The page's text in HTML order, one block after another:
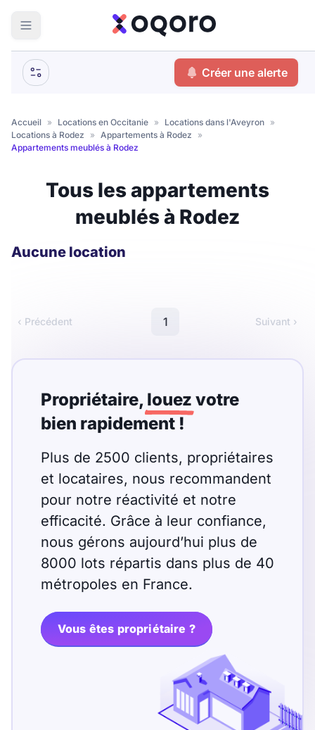
Votre
Que recherchez-vous ?
Coliving
Meublé
Montant du loyer
€
€
Nombre de pièces
Studio T1 T1 bis
T3 T4 T5
T7 T8 T9
T13 T14 T15
recherche
Créer une alerte
Accueil » Locations en Occitanie » Locations dans l'Aveyron »
Locations à Rodez
» Appartements à Rodez
»
Appartements meublés à Rodez
Tous les appartements
meublés à Rodez
Aucune location
‹ Précédent 1 Suivant ›
Propriétaire, louez votre
bien rapidement !
Plus de 2500 clients, propriétaires
et locataires, nous recommandent
pour notre réactivité et notre
efficacité. Grâce à leur confiance,
nous gérons aujourd’hui plus de
8000 lots répartis dans plus de 40
métropoles en France.
Vous êtes propriétaire ?